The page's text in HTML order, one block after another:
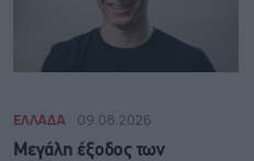
ΕΛΛΑΔΑ 09.08.2026
Μεγάλη έξοδος των